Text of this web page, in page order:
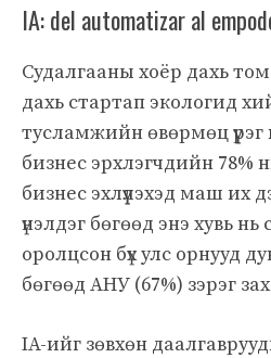
IA: del automatizar al
Судалгааны хоёр дахь
дахь стартап экологид
тусламжийн өвөрмөц
бизнес эрхлэгчдийн 78%
бизнес эхлүүлэхэд маш их
үнэлдэг бөгөөд энэ хувь нь
оролцсон бүх улс орнууд
бөгөөд АНУ (67%) зэрэг зах
IA-ийг зөвхөн